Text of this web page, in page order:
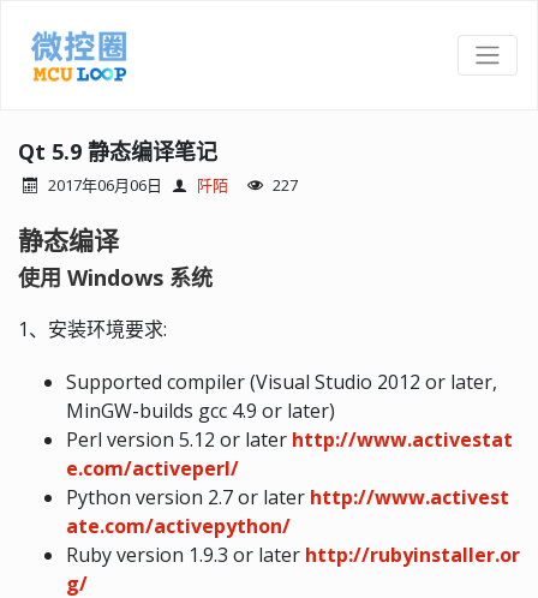
Qt 5.9 静态编译笔记
2017年06月06日 阡陌 227
静态编译
使用 Windows 系统
1、安装环境要求:
Supported compiler (Visual Studio 2012 or later,
MinGW-builds gcc 4.9 or later)
Perl version 5.12 or later http://www.activestat
e.com/activeperl/
Python version 2.7 or later http://www.activest
ate.com/activepython/
Ruby version 1.9.3 or later http://rubyinstaller.or
g/